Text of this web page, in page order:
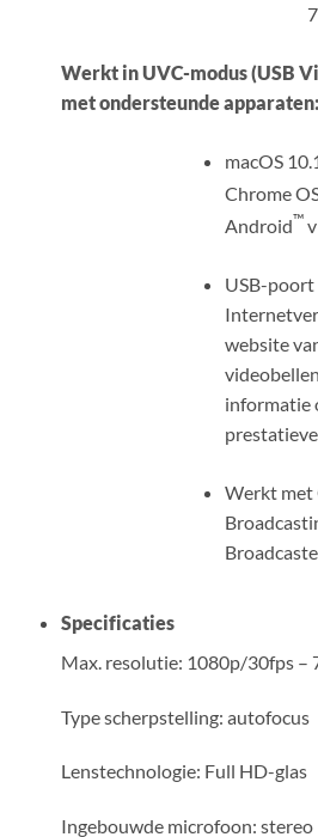
7
Werkt in UVC-modus (USB
met ondersteunde apparaten:
macOS
Chrome
Android™
USB-poort
website
informatie
Werkt met
Specificaties
Max. resolutie: 1080p/30fps –
Type scherpstelling: autofocus
Lenstechnologie: Full HD-glas
Ingebouwde microfoon: stereo